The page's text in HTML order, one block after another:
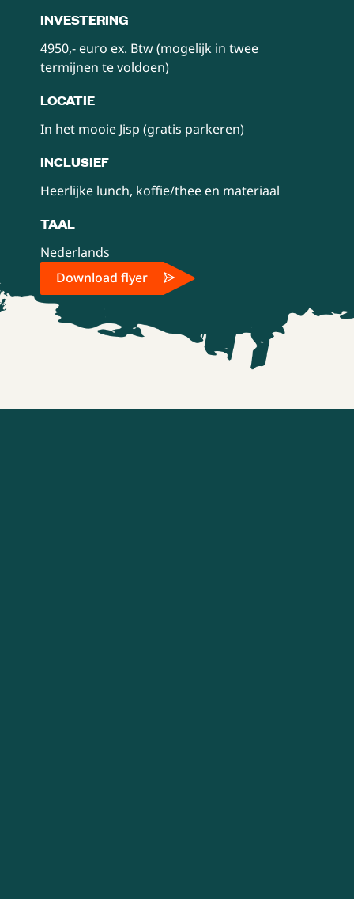
INVESTERING
4950,- euro ex. Btw (mogelijk in twee
termijnen te voldoen)
LOCATIE
In het mooie Jisp (gratis parkeren)
INCLUSIEF
Heerlijke lunch, koffie/thee en materiaal
TAAL
Nederlands
Download flyer